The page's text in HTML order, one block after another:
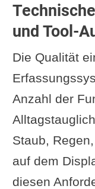
und Tool-
Die Qualität
Anzahl der
Staub,
auf dem
diesen